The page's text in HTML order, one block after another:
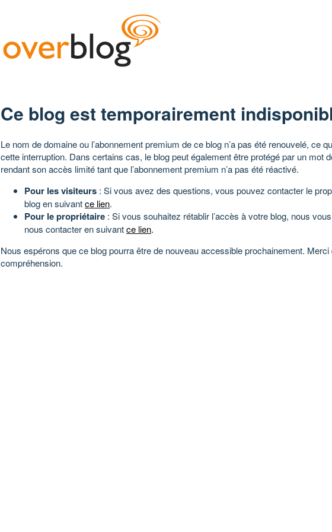
Ce blog est temporairement
Le nom de domaine ou l’abonnement premium de ce blog n’a pas été renouvelé, ce
cette interruption. Dans certains cas, le blog peut également être protégé par un mot
rendant son accès limité tant que l’abonnement premium n’a pas été réactivé.
Pour les visiteurs : Si vous avez des questions, vous pouvez contacter le
blog en suivantce lien.
Pour le propriétaire : Si vous souhaitez rétablir l’accès à votre blog, nous
nous contacter en suivantce lien.
Nous espérons que ce blog pourra être de nouveau accessible prochainement. Merci
compréhension.